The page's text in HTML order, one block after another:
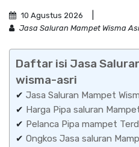
10 Agustus 2026
Jasa Saluran Mampet Wisma
Daftar isi Jasa
wisma-asri
✔ Jasa Saluran Mampet
✔ Harga Pipa saluran
✔ Pelanca Pipa mampet
✔ Ongkos Jasa saluran